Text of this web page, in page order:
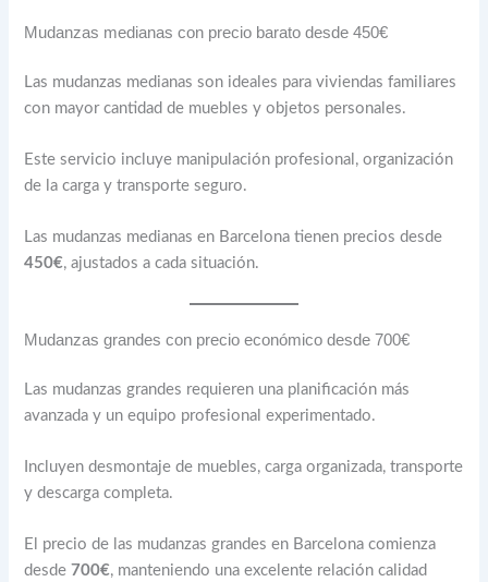
Mudanzas medianas con precio barato desde 450€
Las mudanzas medianas son ideales para viviendas familiares
con mayor cantidad de muebles y objetos personales.
Este servicio incluye manipulación profesional, organización
de la carga y transporte seguro.
Las mudanzas medianas en Barcelona tienen precios desde
450€, ajustados a cada situación.
Mudanzas grandes con precio económico desde 700€
Las mudanzas grandes requieren una planificación más
avanzada y un equipo profesional experimentado.
Incluyen desmontaje de muebles, carga organizada, transporte
y descarga completa.
El precio de las mudanzas grandes en Barcelona comienza
desde 700€, manteniendo una excelente relación calidad